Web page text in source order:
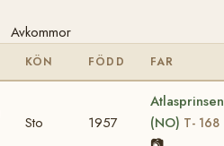
Avkommor
KÖN FÖDD FAR
Sto 1957
Atlasprinsen
(NO) T- 168